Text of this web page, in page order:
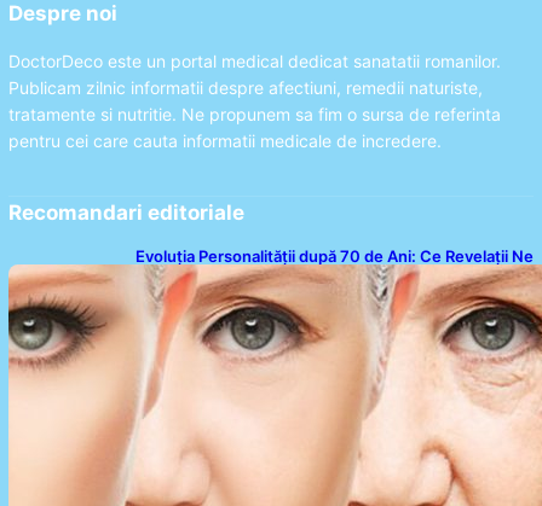
Despre noi
DoctorDeco este un portal medical dedicat sanatatii romanilor.
Publicam zilnic informatii despre afectiuni, remedii naturiste,
tratamente si nutritie. Ne propunem sa fim o sursa de referinta
pentru cei care cauta informatii medicale de incredere.
Recomandari editoriale
Evoluția Personalității după 70 de Ani: Ce Revelații Ne
Oferă Studiile Psihologice